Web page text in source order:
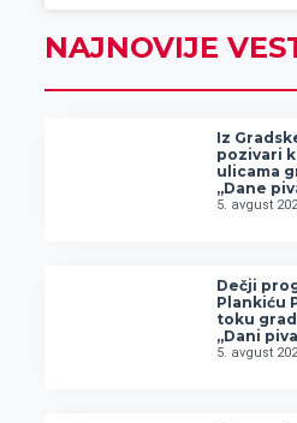
NAJNOVIJE
Iz
pozivari
ulicama
„Dane
5. avgust
Dečji
Plankiću
toku
„Dani
5. avgust